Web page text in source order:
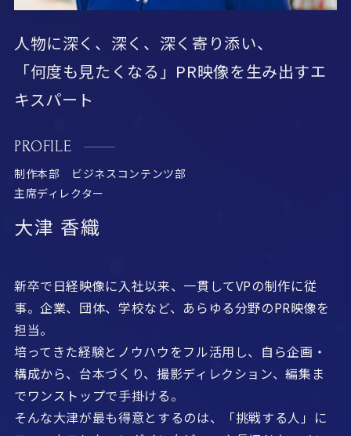
人物に深く、深く、深く寄り添い、
「何度も見たくなる」PR映像を生み出すエ
キスパート
PROFILE
制作本部 ビジネスコンテンツ部
主席ディレクター
大津 香織
新卒で日経映像に入社以来、一貫してVPの制作に従
事。企業、団体、学校など、あらゆる分野のPR映像を
担当。
培ってきた経験とノウハウをフル活用し、自ら企画・
構成から、台本づくり、撮影ディレクション、編集ま
でワンストップで手掛ける。
そんな大津が最も得意とするのは、「挑戦する人」に